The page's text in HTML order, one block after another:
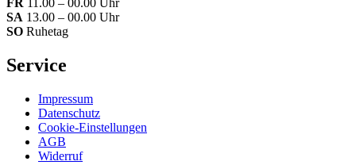
FR 11.00 – 00.00 Uhr
SA 13.00 – 00.00 Uhr
SO Ruhetag
Service
Impressum
Datenschutz
Cookie-Einstellungen
AGB
Widerruf